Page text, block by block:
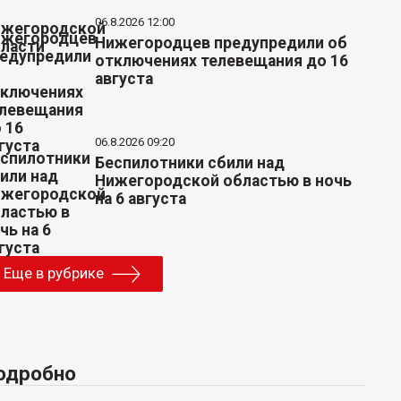
06.8.2026 12:00
Нижегородцев предупредили об
отключениях телевещания до 16
августа
06.8.2026 09:20
Беспилотники сбили над
Нижегородской областью в ночь
на 6 августа
Еще в рубрике